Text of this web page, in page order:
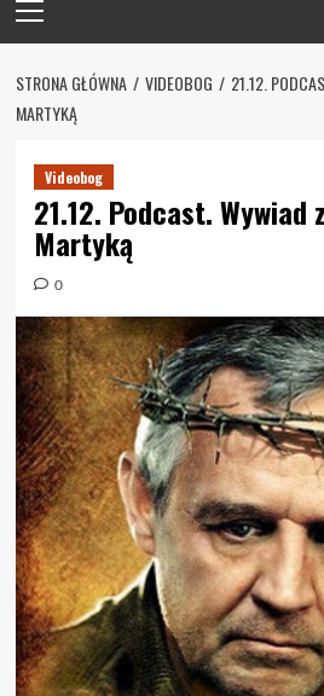
Menu
STRONA GŁÓWNA VIDEOBOG
21.12.
MARTYKĄ
Videobog
21.12. Podcast. Wywiad
Martyką
0